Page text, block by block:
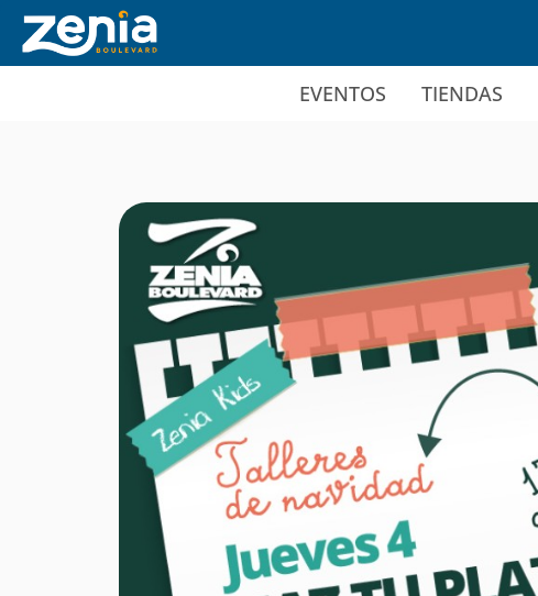
Ir al contenido principal
EVENTOS TIENDAS